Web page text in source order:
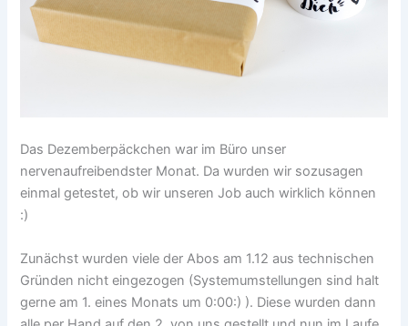
Das Dezemberpäckchen war im Büro unser
nervenaufreibendster Monat. Da wurden wir sozusagen
einmal getestet, ob wir unseren Job auch wirklich können
:)
Zunächst wurden viele der Abos am 1.12 aus technischen
Gründen nicht eingezogen (Systemumstellungen sind halt
gerne am 1. eines Monats um 0:00:) ). Diese wurden dann